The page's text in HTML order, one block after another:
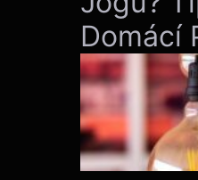
Domácí